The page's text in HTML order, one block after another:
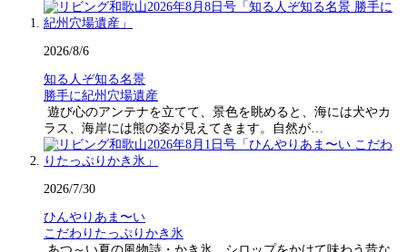
2026/8/6
知る人ぞ知る名景
勝手に紀州穴場遺産
遊び心のアンテナを立てて、景色を眺めると、海には犬やカ
ラス、海岸には熊の姿が見えてきます。自然が…
2026/7/30
ひんやりあま〜い
こだわりたっぷりかき氷